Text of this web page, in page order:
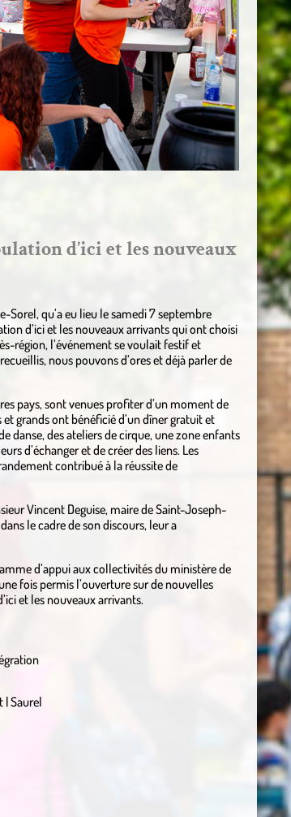
d’ici et les nouveaux
Sorel, qu’a eu lieu le samedi 7 septembre
d’ici et les nouveaux arrivants qui ont choisi
région, l’événement se voulait festif et
nous pouvons d’ores et déjà parler de
pays, sont venues profiter d’un moment de
grands ont bénéficié d’un dîner gratuit et
danse, des ateliers de cirque, une zone enfants
d’échanger et de créer des liens. Les
contribué à la réussite de
Vincent Deguise, maire de Saint-Joseph-
le cadre de son discours, leur a
d’appui aux collectivités du ministère de
fois permis l’ouverture sur de nouvelles
et les nouveaux arrivants.
| Saurel